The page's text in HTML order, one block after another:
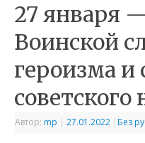
27 января
Воинской
героизма и
советского
Автор: mp | 27.01.2022 | Без